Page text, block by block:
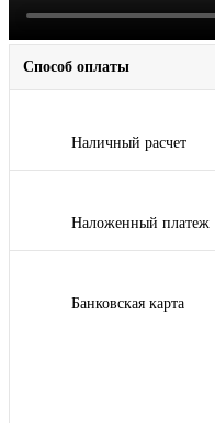
Способ оплаты
Наличный расчет
Наложенный платеж
Банковская карта